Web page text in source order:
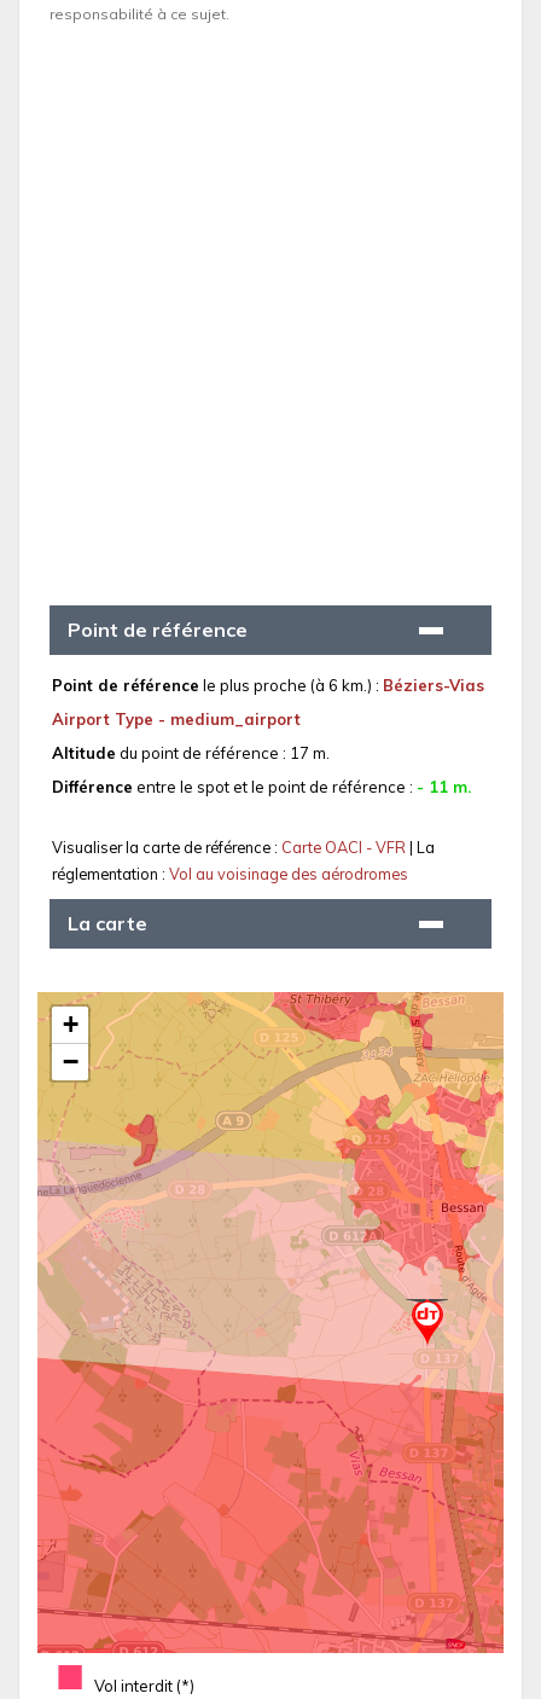
responsabilité à ce sujet.
Point de référence
Point de référence le plus proche (à 6 km.) : Béziers-Vias
Airport Type - medium_airport
Altitude du point de référence : 17 m.
Différence entre le spot et le point de référence : - 11 m.
Visualiser la carte de référence : Carte OACI - VFR| La
réglementation : Vol au voisinage des aérodromes
La carte
■ Vol interdit (*)